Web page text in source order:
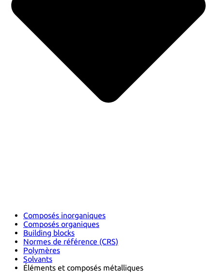
Composés inorganiques
Composés organiques
Building blocks
Normes de référence (CRS)
Polymères
Solvants
Éléments et composés métalliques